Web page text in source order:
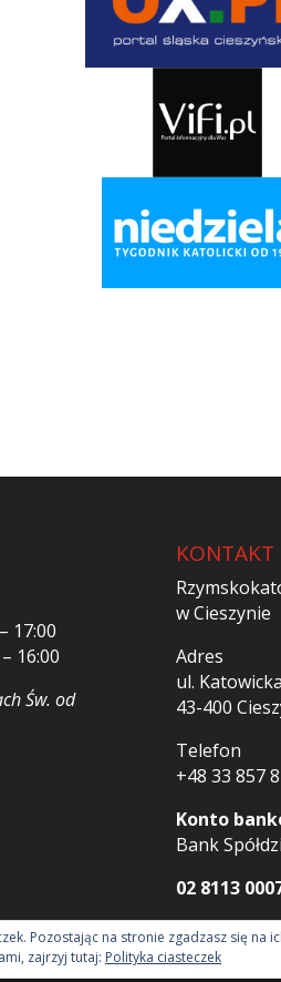
17:00
16:00
Św. od
KONTAKT
w Cieszynie
Adres
ul.
43-400
Telefon
+48 33 857
Konto
Bank
02 8113
Cieszynie 2018
Pozostając na stronie zgadzasz się na
zajrzyj tutaj: Polityka ciasteczek